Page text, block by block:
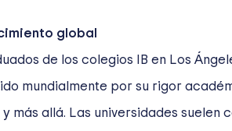
global
de los colegios IB en Los
mundialmente por su rigor
más allá. Las universidades